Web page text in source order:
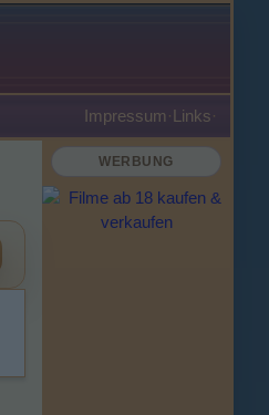
Impressum ·Links·
WERBUNG